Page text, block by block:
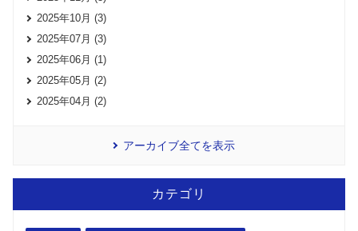
2025年10月 (3)
2025年07月 (3)
2025年06月 (1)
2025年05月 (2)
2025年04月 (2)
アーカイブ全てを表示
カテゴリ